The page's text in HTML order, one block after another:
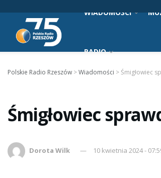
WIADOMOŚCI
RADIO
Polskie Radio Rzeszów >Wiadomości >Śmigłowiec
Śmigłowiec
Dorota Wilk 10 kwietnia 2024 -